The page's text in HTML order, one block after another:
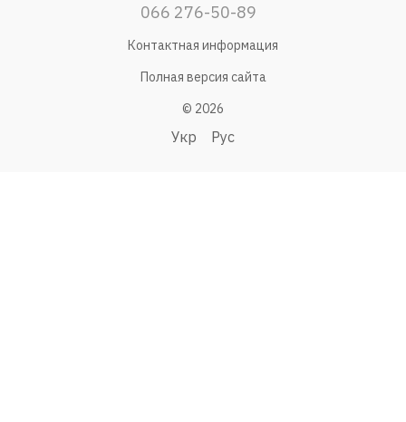
066 276-50-89
Контактная информация
Полная версия сайта
© 2026
Укр Рус